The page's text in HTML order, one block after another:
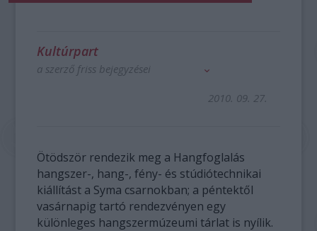
Kultúrpart
a szerző friss bejegyzései
2010. 09. 27.
Ötödször rendezik meg a Hangfoglalás
hangszer-, hang-, fény- és stúdiótechnikai
kiállítást a Syma csarnokban; a péntektől
vasárnapig tartó rendezvényen egy
különleges hangszermúzeumi tárlat is nyílik.